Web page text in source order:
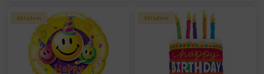
Skladom Skladom